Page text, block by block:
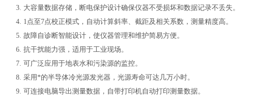
3. 大容量数据存储，断电保护设计确保仪器不受损坏和数据记录不丢失。
4. 1点至7点校正模式，自动计算斜率、截距及相关系数，测量精度高。
5. 故障自诊断智能设计，使仪器管理和维护简易方便。
6. 抗干扰能力强，适用于工业现场。
7. 可广泛应用于地表水和污染源的监控。
8. 采用*的半导体冷光源发光器，光源寿命可达几万小时。
9. 可连接电脑导出测量数据，自带打印机自动打印测量数据。